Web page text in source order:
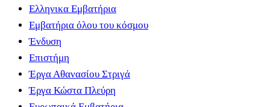
Ελληνικα Εμβατήρια
Εμβατήρια όλου του κόσμου
Ένδυση
Επιστήμη
Έργα Αθανασίου Στριγά
Έργα Κώστα Πλεύρη